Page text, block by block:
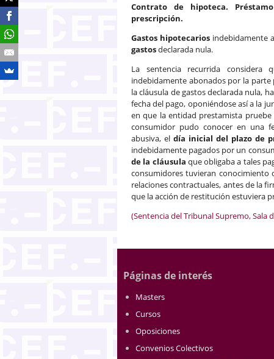
Contrato de hipoteca.
prescripción.
Gastos hipotecarios indebidamente
gastosdeclarada nula.
La sentencia recurrida
indebidamente abonados por la
la cláusula de gastos declarada nula,
fecha del pago, oponiéndose así a la
en que la entidad prestamista
consumidor pudo conocer en una
abusiva, el día inicial del plazo de
indebidamente pagados por un
de la cláusula que obligaba a tales
consumidores tuvieran conocimiento
relaciones contractuales, antes de la
que la acción de restitución estuviera
(Sentencia del Tribunal Supremo, Sala
Páginas de interés
Masters
Cursos
Oposiciones
Convenios Colectivos